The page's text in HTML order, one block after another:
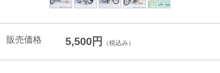
販売価格 5,500円 （税込み）